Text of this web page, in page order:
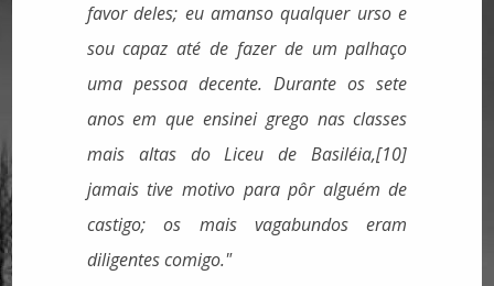
favor deles; eu amanso qualquer urso e
sou capaz até de fazer de um palhaço
uma pessoa decente. Durante os sete
anos em que ensinei grego nas classes
mais altas do Liceu de Basiléia,[10]
jamais tive motivo para pôr alguém de
castigo; os mais vagabundos eram
diligentes comigo."